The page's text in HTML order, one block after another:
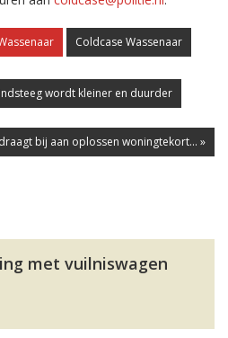
Coldcase Wassenaar
wordt kleiner en duurder
bij aan oplossen woningtekort... »
met vuilniswagen